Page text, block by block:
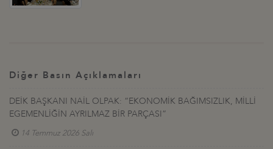
Diğer Basın Açıklamaları
DEİK BAŞKANI NAİL OLPAK: “EKONOMİK BAĞIMSIZLIK, MİLLİ
EGEMENLİĞİN AYRILMAZ BİR PARÇASI”
14 Temmuz 2026 Salı